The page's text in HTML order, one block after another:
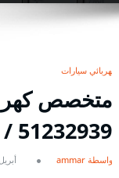
كهربائي سيارات
متخصص
51232939‬ / كهربائي سيارات متنقل
بواسطة ammar أبريل 3, 2021